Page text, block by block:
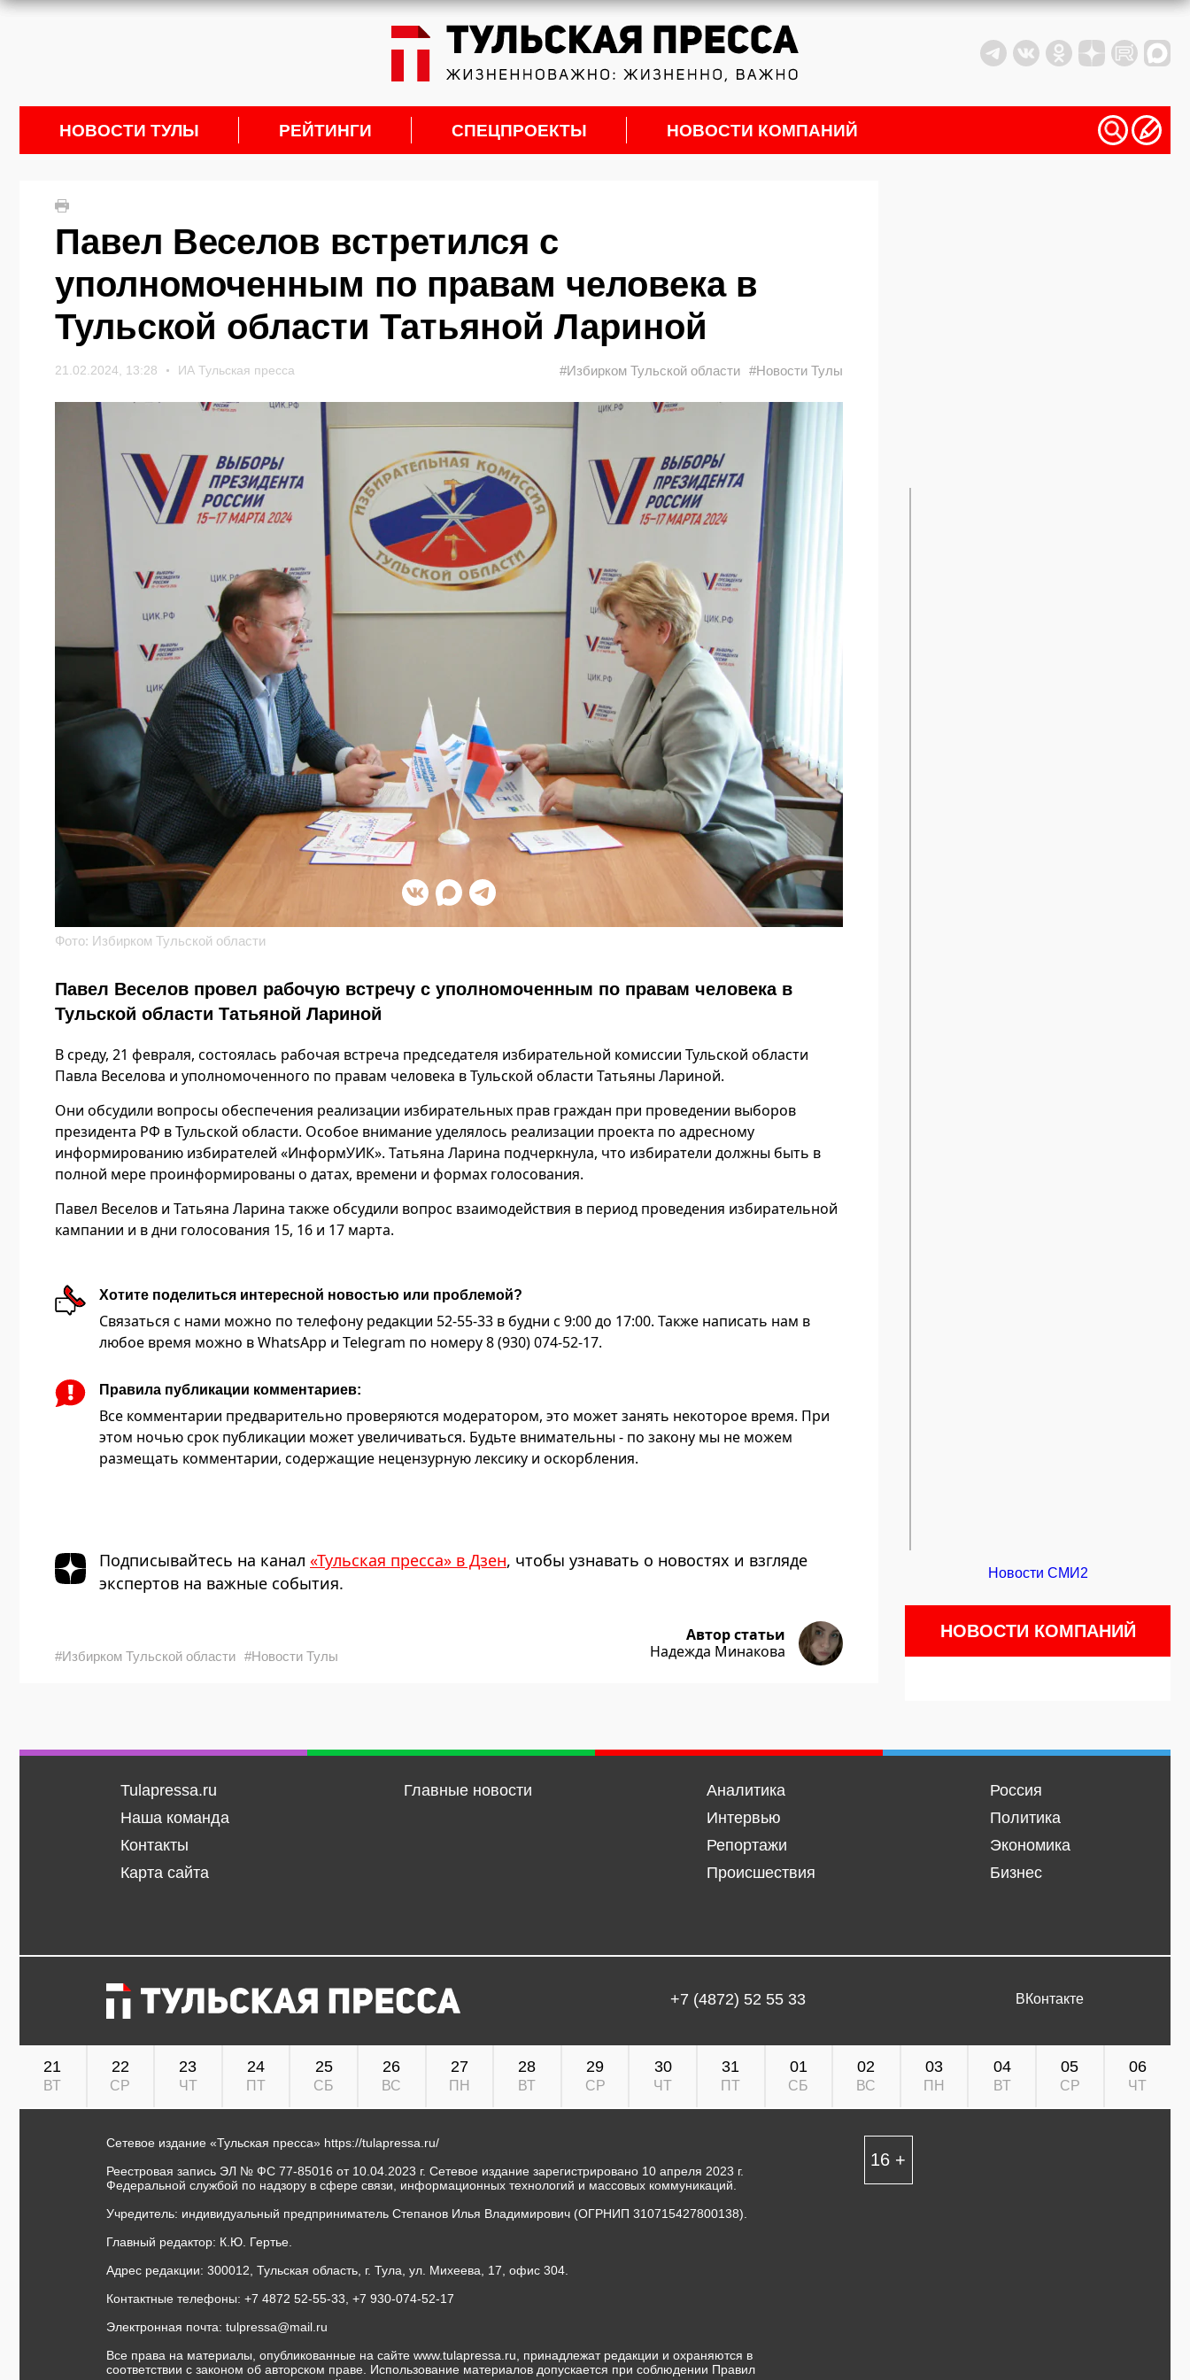
НОВОСТИ ТУЛЫ РЕЙТИНГИ СПЕЦПРОЕКТЫ НОВОСТИ КОМПАНИЙ
Павел Веселов встретился с
уполномоченным по правам человека в
Тульской области Татьяной Лариной
21.02.2024, 13:28 ИА Тульская пресса #Избирком Тульской области #Новости Тулы
Фото: Избирком Тульской области
Павел Веселов провел рабочую встречу с уполномоченным по правам человека в
Тульской области Татьяной Лариной
В среду, 21 февраля, состоялась рабочая встреча председателя избирательной комиссии Тульской области
Павла Веселова и уполномоченного по правам человека в Тульской области Татьяны Лариной.
Они обсудили вопросы обеспечения реализации избирательных прав граждан при проведении выборов
президента РФ в Тульской области. Особое внимание уделялось реализации проекта по адресному
информированию избирателей «ИнформУИК». Татьяна Ларина подчеркнула, что избиратели должны быть в
полной мере проинформированы о датах, времени и формах голосования.
Павел Веселов и Татьяна Ларина также обсудили вопрос взаимодействия в период проведения избирательной
кампании и в дни голосования 15, 16 и 17 марта.
Хотите поделиться интересной новостью или проблемой?
Связаться с нами можно по телефону редакции 52-55-33 в будни с 9:00 до 17:00. Также написать нам в
любое время можно в WhatsApp и Telegram по номеру 8 (930) 074-52-17.
Правила публикации комментариев:
Все комментарии предварительно проверяются модератором, это может занять некоторое время. При
этом ночью срок публикации может увеличиваться. Будьте внимательны - по закону мы не можем
размещать комментарии, содержащие нецензурную лексику и оскорбления.
Подписывайтесь на канал «Тульская пресса» в Дзен, чтобы узнавать о новостях и взгляде
экспертов на важные события.
#Избирком Тульской области #Новости Тулы
Автор статьи
Надежда Минакова
Новости СМИ2
НОВОСТИ КОМПАНИЙ
Tulapressa.ru
Наша команда
Контакты
Карта сайта
Главные новости
Аналитика
Интервью
Репортажи
Происшествия
Россия
Политика
Экономика
Бизнес
+7 (4872) 52 55 33 ВКонтакте
21
ВТ
22
СР
23
ЧТ
24
ПТ
25
СБ
26
ВС
27
ПН
28
ВТ
29
СР
30
ЧТ
31
ПТ
01
СБ
02
ВС
03
ПН
04
ВТ
05
СР
06
ЧТ
Сетевое издание «Тульская пресса» https://tulapressa.ru/
Реестровая запись ЭЛ № ФС 77-85016 от 10.04.2023 г. Сетевое издание зарегистрировано 10 апреля 2023 г.
Федеральной службой по надзору в сфере связи, информационных технологий и массовых коммуникаций.
Учредитель: индивидуальный предприниматель Степанов Илья Владимирович (ОГРНИП 310715427800138).
Главный редактор: К.Ю. Гертье.
Адрес редакции: 300012, Тульская область, г. Тула, ул. Михеева, 17, офис 304.
Контактные телефоны: +7 4872 52-55-33, +7 930-074-52-17
Электронная почта: tulpressa@mail.ru
Все права на материалы, опубликованные на сайте www.tulapressa.ru, принадлежат редакции и охраняются в
соответствии с законом об авторском праве. Использование материалов допускается при соблюдении Правил
16 +